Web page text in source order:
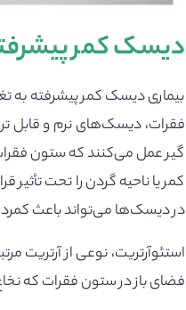
دیسک کمر
بیماری دیسک کمر پیشرفته به
فقرات، دیسک‌های نرم و قابل
گیر عمل می‌کنند که ستون
کمر یا ناحیه گردن را تحت
در دیسک‌ها می‌تواند باعث
استئوآرتریت، نوعی از
فضای باز در ستون فقرات که